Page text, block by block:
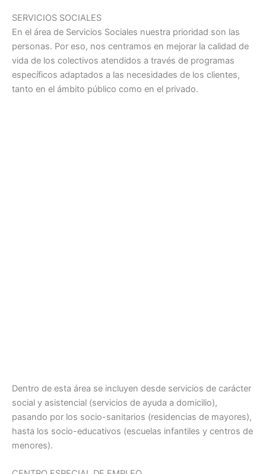
SERVICIOS SOCIALES
En el área de Servicios Sociales nuestra prioridad son las
personas. Por eso, nos centramos en mejorar la calidad de
vida de los colectivos atendidos a través de programas
específicos adaptados a las necesidades de los clientes,
tanto en el ámbito público como en el privado.
Dentro de esta área se incluyen desde servicios de carácter
social y asistencial (servicios de ayuda a domicilio),
pasando por los socio-sanitarios (residencias de mayores),
hasta los socio-educativos (escuelas infantiles y centros de
menores).